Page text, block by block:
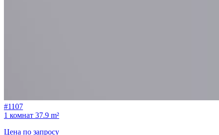
#1107
1 комнат 37.9 m²
Цена по запросу